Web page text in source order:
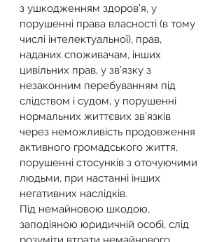
з ушкодженням здоров’я, у
порушенні права власності (в тому
числі інтелектуальної), прав,
наданих споживачам, інших
цивільних прав, у зв’язку з
незаконним перебуванням під
слідством і судом, у порушенні
нормальних життєвих зв’язків
через неможливість продовження
активного громадського життя,
порушенні стосунків з оточуючими
людьми, при настанні інших
негативних наслідків.
Під немайновою шкодою,
заподіяною юридичній особі, слід